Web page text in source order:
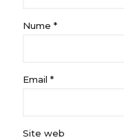
Nume *
Email *
Site web